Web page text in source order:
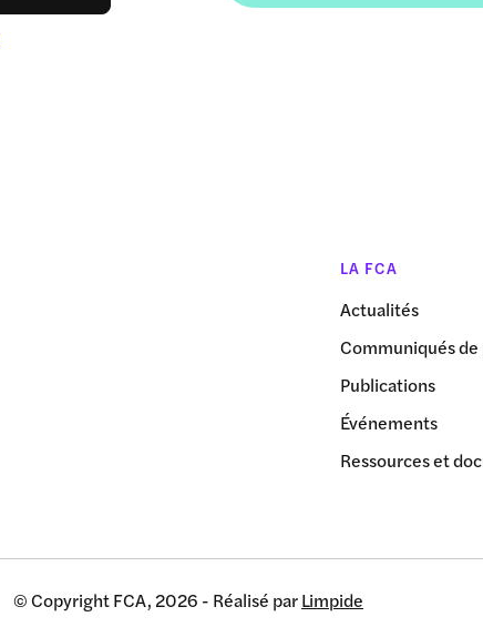
LA FCA
Actualités
Communiqués de
Publications
Événements
Ressources et
© Copyright FCA, 2026 - Réalisé parLimpide